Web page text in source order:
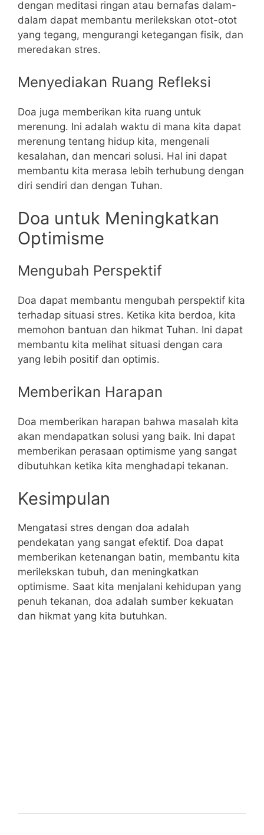
dengan meditasi ringan atau bernafas dalam-
dalam dapat membantu merilekskan otot-otot
yang tegang, mengurangi ketegangan fisik, dan
meredakan stres.
Menyediakan Ruang Refleksi
Doa juga memberikan kita ruang untuk
merenung. Ini adalah waktu di mana kita dapat
merenung tentang hidup kita, mengenali
kesalahan, dan mencari solusi. Hal ini dapat
membantu kita merasa lebih terhubung dengan
diri sendiri dan dengan Tuhan.
Doa untuk Meningkatkan
Optimisme
Mengubah Perspektif
Doa dapat membantu mengubah perspektif kita
terhadap situasi stres. Ketika kita berdoa, kita
memohon bantuan dan hikmat Tuhan. Ini dapat
membantu kita melihat situasi dengan cara
yang lebih positif dan optimis.
Memberikan Harapan
Doa memberikan harapan bahwa masalah kita
akan mendapatkan solusi yang baik. Ini dapat
memberikan perasaan optimisme yang sangat
dibutuhkan ketika kita menghadapi tekanan.
Kesimpulan
Mengatasi stres dengan doa adalah
pendekatan yang sangat efektif. Doa dapat
memberikan ketenangan batin, membantu kita
merilekskan tubuh, dan meningkatkan
optimisme. Saat kita menjalani kehidupan yang
penuh tekanan, doa adalah sumber kekuatan
dan hikmat yang kita butuhkan.